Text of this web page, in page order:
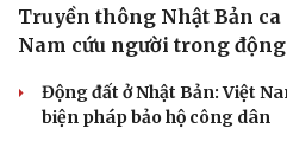
Truyền thông Nhật Bản
Nam cứu người trong
Động đất ở Nhật Bản: Việt
biện pháp bảo hộ công dân